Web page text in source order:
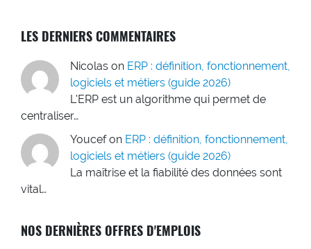
LES DERNIERS COMMENTAIRES
Nicolas on ERP : définition, fonctionnement,
logiciels et métiers (guide 2026)
L'ERP est un algorithme qui permet de
centraliser…
Youcef on ERP : définition, fonctionnement,
logiciels et métiers (guide 2026)
La maîtrise et la fiabilité des données sont
vital…
NOS DERNIÈRES OFFRES D'EMPLOIS